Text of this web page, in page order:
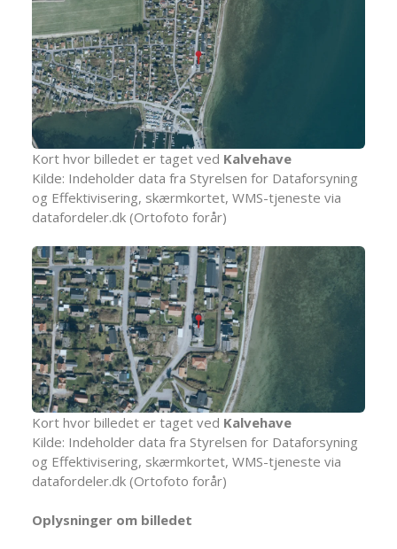
Kort hvor billedet er taget ved Kalvehave
Kilde: Indeholder data fra Styrelsen for Dataforsyning
og Effektivisering, skærmkortet, WMS-tjeneste via
datafordeler.dk (Ortofoto forår)
Kort hvor billedet er taget ved Kalvehave
Kilde: Indeholder data fra Styrelsen for Dataforsyning
og Effektivisering, skærmkortet, WMS-tjeneste via
datafordeler.dk (Ortofoto forår)
Oplysninger om billedet